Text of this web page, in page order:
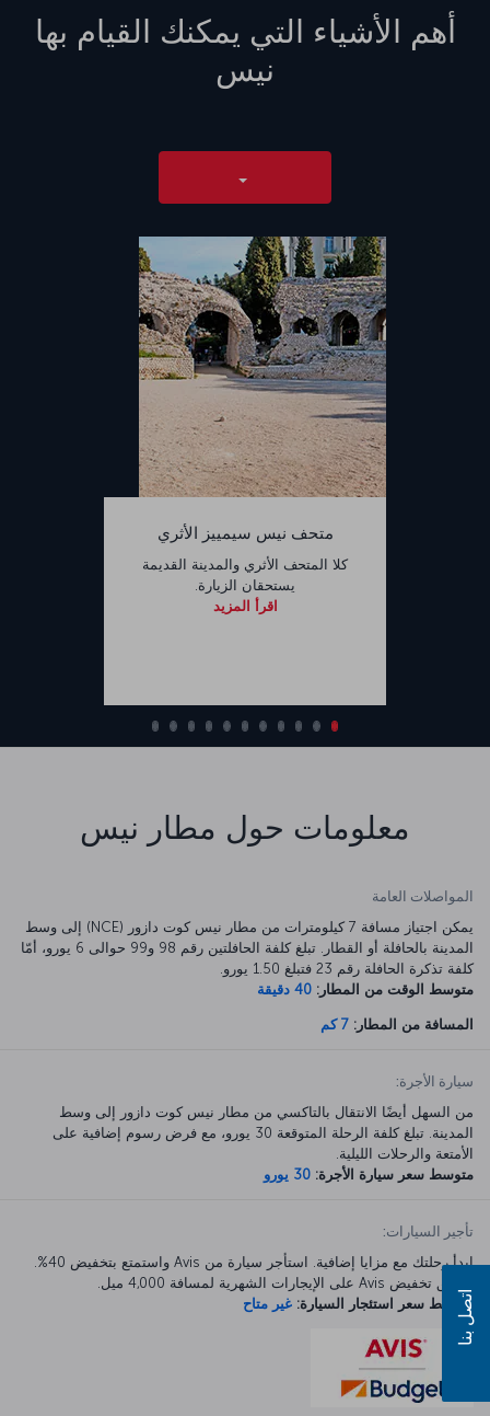
أهم الأشياء التي يمكنك القيام بها
نيس
متحف نيس سيمييز الأثري
كلا المتحف الأثري والمدينة القديمة
يستحقان الزيارة.
اقرأ المزيد
معلومات حول مطار نيس
المواصلات العامة
يمكن اجتياز مسافة 7 كيلومترات من مطار نيس كوت دازور (NCE) إلى وسط
المدينة بالحافلة أو القطار. تبلغ كلفة الحافلتين رقم 98 و99 حوالى 6 يورو، أمّا
كلفة تذكرة الحافلة رقم 23 فتبلغ 1.50 يورو.
متوسط الوقت من المطار: 40 دقيقة
المسافة من المطار: 7 كم
سيارة الأجرة:
من السهل أيضًا الانتقال بالتاكسي من مطار نيس كوت دازور إلى وسط
المدينة. تبلغ كلفة الرحلة المتوقعة 30 يورو، مع فرض رسوم إضافية على
الأمتعة والرحلات الليلية.
متوسط سعر سيارة الأجرة: 30 يورو
تأجير السيارات:
ابدأ رحلتك مع مزايا إضافية. استأجر سيارة من Avis واستمتع بتخفيض 40%.
ينطبق تخفيض Avis على الإيجارات الشهرية لمسافة 4,000 ميل.
متوسط سعر استئجار السيارة: غير متاح اتصل بنا